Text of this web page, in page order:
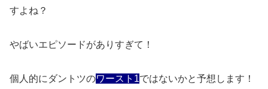
すよね？
やばいエピソードがありすぎて！
個人的にダントツのワースト1ではないかと予想します！